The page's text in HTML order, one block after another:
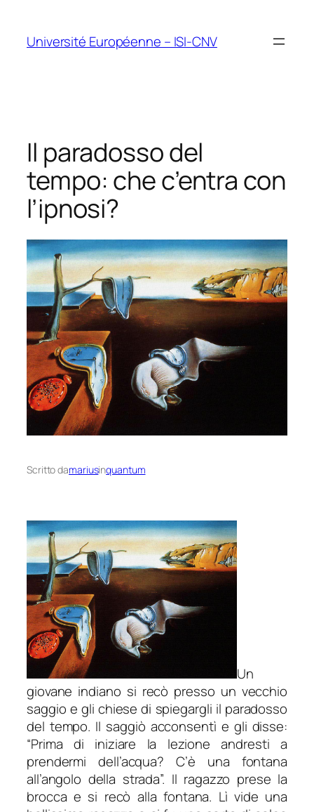
contenuto
Université Européenne – ISI-CNV
Il paradosso del
tempo: che c’entra con
l’ipnosi?
Scritto damariusinquantum
Un
giovane indiano si recò presso un vecchio
saggio e gli chiese di spiegargli il paradosso
del tempo. Il saggiò acconsentì e gli disse:
“Prima di iniziare la lezione andresti a
prendermi dell’acqua? C’è una fontana
all’angolo della strada”. Il ragazzo prese la
brocca e si recò alla fontana. Lì vide una